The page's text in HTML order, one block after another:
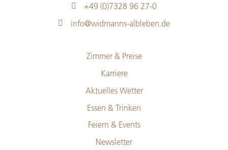
+49 (0)7328 96 27-0
info@widmanns-albleben.de
Zimmer & Preise
Karriere
Aktuelles Wetter
Essen & Trinken
Feiern & Events
Newsletter